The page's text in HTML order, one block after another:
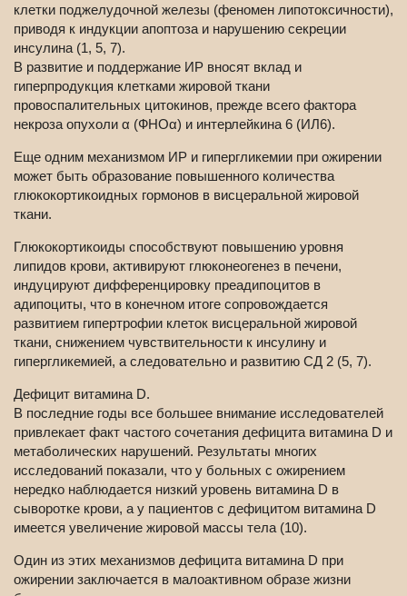
клетки поджелудочной железы (феномен липотоксичности),
приводя к индукции апоптоза и нарушению секреции
инсулина (1, 5, 7).
В развитие и поддержание ИР вносят вклад и
гиперпродукция клетками жировой ткани
провоспалительных цитокинов, прежде всего фактора
некроза опухоли α (ФНОα) и интерлейкина 6 (ИЛ6).
Еще одним механизмом ИР и гипергликемии при ожирении
может быть образование повышенного количества
глюкокортикоидных гормонов в висцеральной жировой
ткани.
Глюкокортикоиды способствуют повышению уровня
липидов крови, активируют глюконеогенез в печени,
индуцируют дифференцировку преадипоцитов в
адипоциты, что в конечном итоге сопровождается
развитием гипертрофии клеток висцеральной жировой
ткани, снижением чувствительности к инсулину и
гипергликемией, а следовательно и развитию СД 2 (5, 7).
Дефицит витамина D.
В последние годы все большее внимание исследователей
привлекает факт частого сочетания дефицита витамина D и
метаболических нарушений. Результаты многих
исследований показали, что у больных с ожирением
нередко наблюдается низкий уровень витамина D в
сыворотке крови, а у пациентов с дефицитом витамина D
имеется увеличение жировой массы тела (10).
Один из этих механизмов дефицита витамина D при
ожирении заключается в малоактивном образе жизни